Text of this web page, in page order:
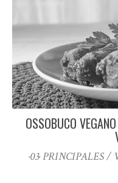
OSSOBUCO
·03· PRINCIPALES